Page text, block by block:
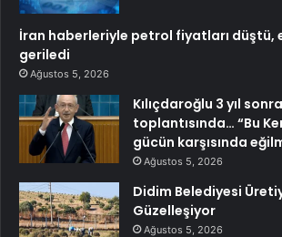
İran haberleriyle petrol fiyatları düştü,
geriledi
Ağustos 5, 2026
Kılıçdaroğlu 3 yıl
toplantısında… “Bu
gücün karşısında
Ağustos 5, 2026
Didim Belediyesi
Güzelleşiyor
Ağustos 5, 2026